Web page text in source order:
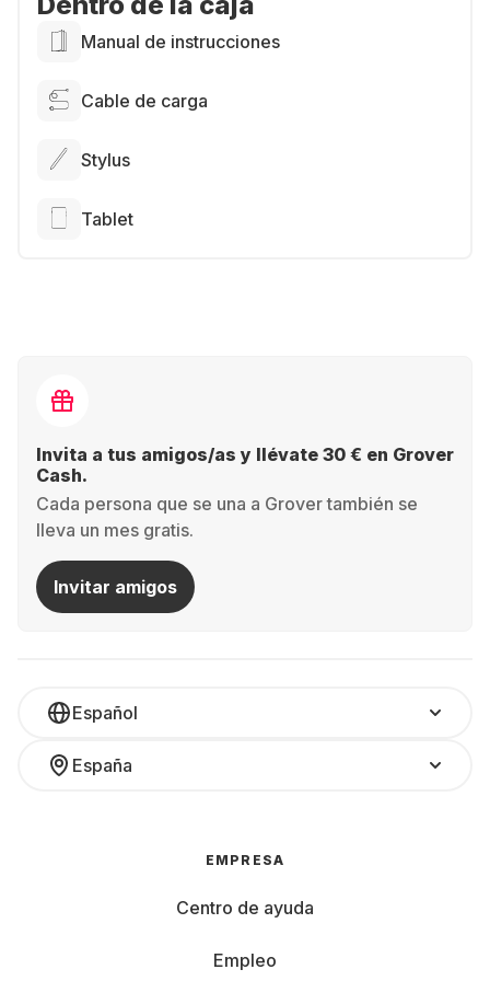
Manual de instrucciones
Cable de carga
Stylus
Tablet
Invita a tus amigos/as y llévate 30 € en Grover
Cash.
Cada persona que se una a Grover también se
lleva un mes gratis.
Invitar amigos
Español
España
EMPRESA
Centro de ayuda
Empleo